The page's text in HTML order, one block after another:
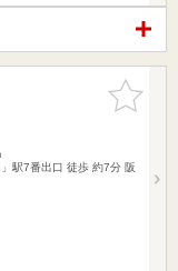
お気に入
りに追加
駅7番出口 徒歩 約7分 阪